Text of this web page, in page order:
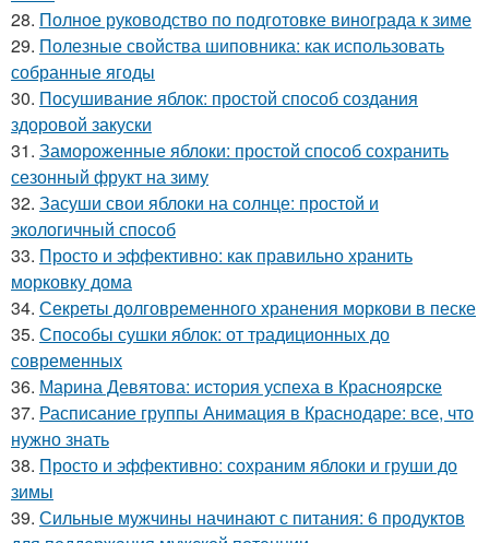
28. Полное руководство по подготовке винограда к зиме
29. Полезные свойства шиповника: как использовать
собранные ягоды
30. Посушивание яблок: простой способ создания
здоровой закуски
31. Замороженные яблоки: простой способ сохранить
сезонный фрукт на зиму
32. Засуши свои яблоки на солнце: простой и
экологичный способ
33. Просто и эффективно: как правильно хранить
морковку дома
34. Секреты долговременного хранения моркови в песке
35. Способы сушки яблок: от традиционных до
современных
36. Марина Девятова: история успеха в Красноярске
37. Расписание группы Анимация в Краснодаре: все, что
нужно знать
38. Просто и эффективно: сохраним яблоки и груши до
зимы
39. Сильные мужчины начинают с питания: 6 продуктов